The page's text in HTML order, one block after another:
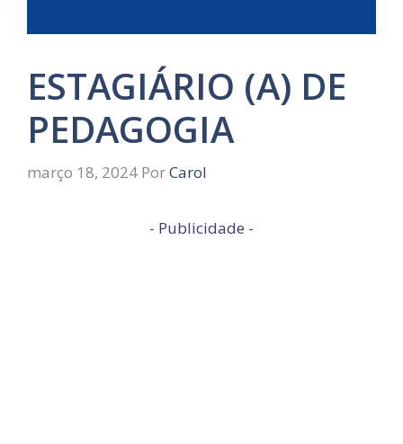
ESTAGIÁRIO (A) DE
PEDAGOGIA
março 18, 2024 PorCarol
- Publicidade -